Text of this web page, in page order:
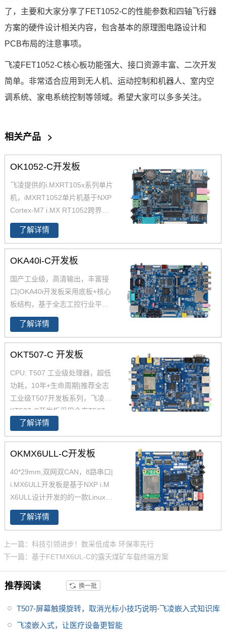
了，主要和大家分享了FET1052-C的性能参数和 四轴飞行器
方案的硬件设计相关内容，包含基本的原理图电路设计和
PCB布局的注意事项。
飞凌FET1052-C核心板功能强大、接口资源丰富、二次开发
简单。非常适合应用到无人机、运动控制和机器人、室内空
调系统、家电系统控制等领域。希望大家可以多多关注。
相关产品 >
OK1052-C开发板
飞凌提供的i.MXRT105x系列单片
机，iMXRT1052单片机基于NXP
Cortex-M7 i.MX RT1052跨界处
理器设计，底板+核心板分离结
构，开发更简单，imxrt1052核心
板仅售68元，欢迎致电400-699-
6866咨询。推荐iMXRT单片机，
了解详情
OKA40i-C开发板
国产工业级，高清输出，丰富接
口|OKA40i开发板采用底板+核心
板结构，基于全志工控行业平台
级处理器四核Cortex-A7 A40i设
计，主频1.2GHz，集成MAli400
MP2 GPU，内存1GB/2GB DDR
3L，存储8GB eMMC。
-C开发板是飞凌推出的一款中国
芯，全国产级工业级开发板，适
用于适用于基于视觉交互的工业
控制产品
了解详情
OKT507-C 开发板
CPU: T507 工业级处理器，超低
功耗，10年+生命周期|推荐全志
工业级T507开发板系列，飞凌O
KT507-C开发板采用全志T507
四核工业级处理器 T507设计开
发，Cortex-A53架构，工业级宽
温，性能强，低功耗，是一款高
的开发设计资料，提供产品规格
书，软硬件手册等，全志的T507
适用于车载电子、电力、医疗、
工业控制、物联网、智能终端等
领域。
了解详情
OKMX6ULL-C开发板
40*29mm,双网双CAN，8路串口|
i.MX6ULL开发板是基于NXP i.M
X6ULL设计开发的的一款Linux开
发板 ，主频800MHz，体积小，
其核心板仅40*29mm，采用板对
了解详情
上一篇：科技引领进步！数采低成本 环保率先行
下一篇：基于FETMX6UL-C的露天煤矿车载终端方案
推荐阅读 换一批
T507-屏幕触摸旋转，取消光标小技巧说明-飞凌嵌入式知识库
飞凌嵌入式，让医疗设备更智能